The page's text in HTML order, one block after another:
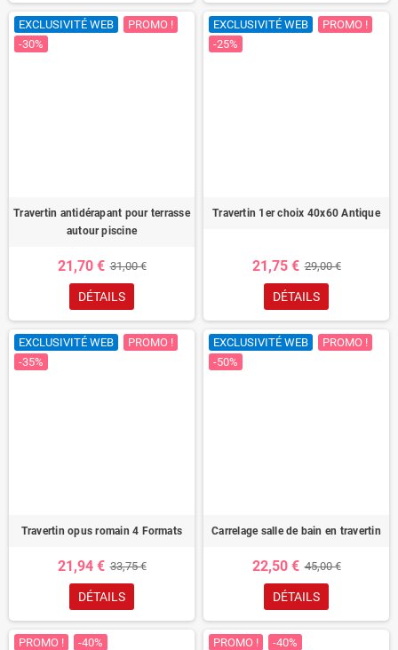
EXCLUSIVITÉ WEB
PROMO !
-30%
Travertin antidérapant pour terrasse
autour piscine
21,70 € 31,00 €
DÉTAILS
EXCLUSIVITÉ WEB
PROMO !
-25%
Travertin 1er choix 40x60 Antique
21,75 € 29,00 €
DÉTAILS
EXCLUSIVITÉ WEB
PROMO !
-35%
Travertin opus romain 4 Formats
21,94 € 33,75 €
DÉTAILS
EXCLUSIVITÉ WEB
PROMO !
-50%
Carrelage salle de bain en travertin
22,50 € 45,00 €
DÉTAILS
PROMO ! -40% PROMO ! -40%